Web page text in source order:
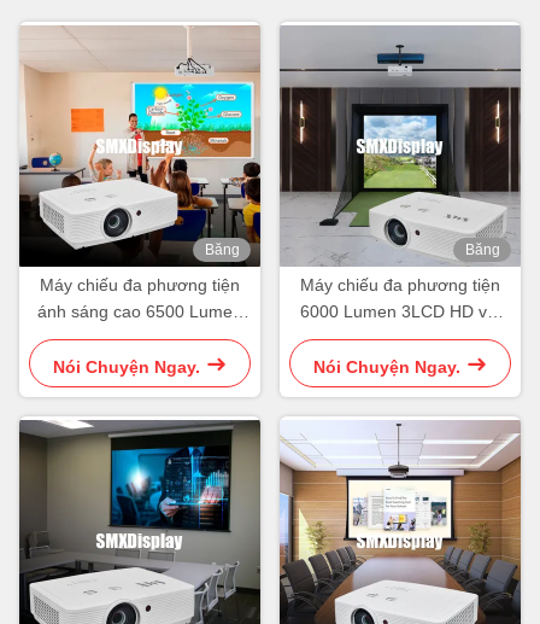
Băng
Máy chiếu đa phương tiện
ánh sáng cao 6500 Lumen
cho lớp học
Nói Chuyện Ngay.
Băng
Máy chiếu đa phương tiện
6000 Lumen 3LCD HD với
WUXGA cho chiếu mô
phỏng golf
Nói Chuyện Ngay.